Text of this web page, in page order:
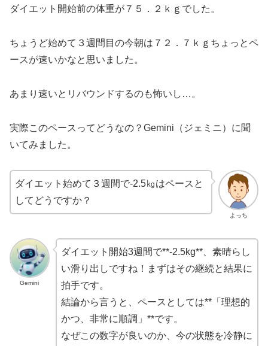
ダイエット開始前の体重が７５．２ｋｇでした。
ちょうど始めて３週間目の今朝は７２．７ｋｇちょっとペ
ースが速いかなと思いました。
あまり速いとリバウンドするのも怖いし…。
実際このペースってどうなの？Gemini（ジェミニ）に聞
いてみました。
よっち
ダイエット始めて３週間で-2.5㎏はペースと
してどうですか？
Gemini
ダイエット開始3週間で**-2.5kg**、素晴らし
い滑り出しですね！まずはその継続と結果に
拍手です。
結論から言うと、ペースとしては**「理想的
かつ、非常に順調」**です。
なぜこの数字が良いのか、今の状態を冷静に